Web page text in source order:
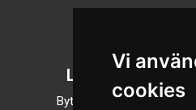
Vi
cookies
Läsläge
Byt till nattläge